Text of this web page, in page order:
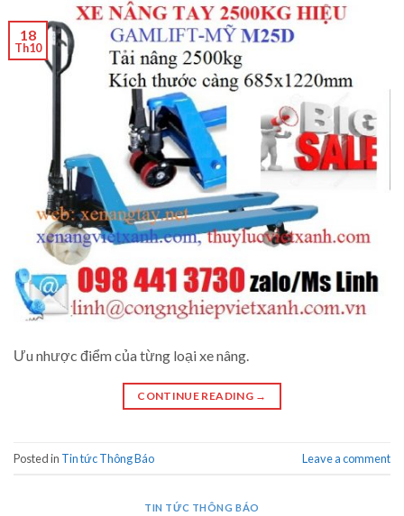
18
Th10
Ưu nhược điểm của từng loại xe nâng.
CONTINUE READING →
Posted in Tin tức Thông Báo Leave a comment
TIN TỨC THÔNG BÁO